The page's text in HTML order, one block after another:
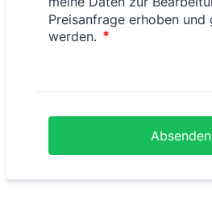
Absenden